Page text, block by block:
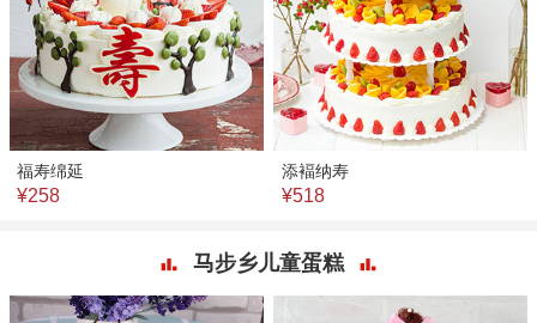
福寿绵延
¥258
添褔纳寿
¥518
马步乡儿童蛋糕